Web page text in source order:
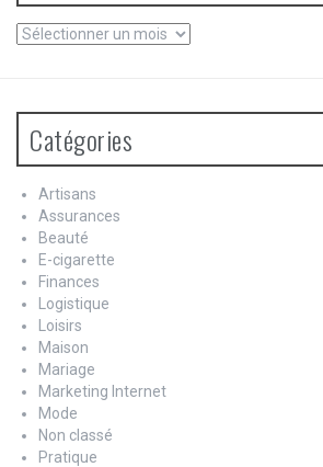
Archives
Catégories
Artisans
Assurances
Beauté
E-cigarette
Finances
Logistique
Loisirs
Maison
Mariage
Marketing Internet
Mode
Non classé
Pratique